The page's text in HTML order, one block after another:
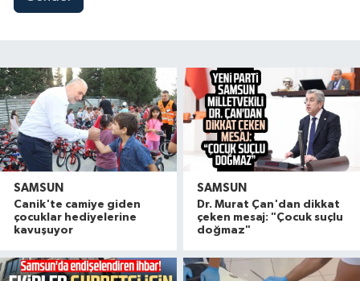
SAMSUN
Canik'te camiye giden
çocuklar hediyelerine
kavuşuyor
SAMSUN
Dr. Murat Çan'dan dikkat
çeken mesaj: "Çocuk suçlu
doğmaz"